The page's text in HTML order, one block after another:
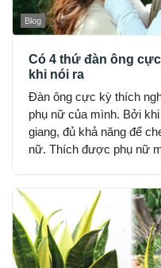
Blog
Có 4 thứ đàn ông
khi nói ra
Đàn ông cực kỳ thích
phụ nữ của mình. Bởi
giang, đủ khả năng để
nữ. Thích được phụ nữ